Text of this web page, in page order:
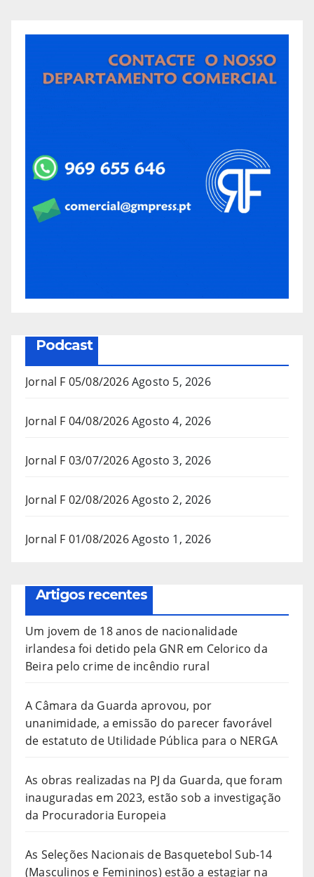
Podcast
Jornal F 05/08/2026Agosto 5, 2026
Jornal F 04/08/2026Agosto 4, 2026
Jornal F 03/07/2026Agosto 3, 2026
Jornal F 02/08/2026Agosto 2, 2026
Jornal F 01/08/2026Agosto 1, 2026
Artigos recentes
Um jovem de 18 anos de nacionalidade
irlandesa foi detido pela GNR em Celorico da
Beira pelo crime de incêndio rural
A Câmara da Guarda aprovou, por
unanimidade, a emissão do parecer favorável
de estatuto de Utilidade Pública para o NERGA
As obras realizadas na PJ da Guarda, que foram
inauguradas em 2023, estão sob a investigação
da Procuradoria Europeia
As Seleções Nacionais de Basquetebol Sub-14
(Masculinos e Femininos) estão a estagiar na